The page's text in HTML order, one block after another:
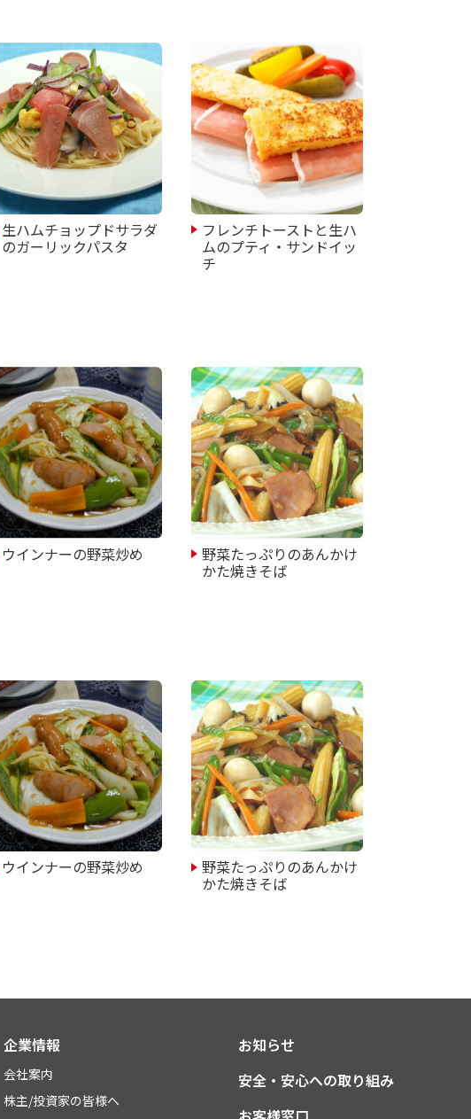
生ハムチョップドサラダ
のガーリックパスタ
フレンチトーストと生ハ
ムのプティ・サンドイッ
チ
ウインナーの野菜炒め 野菜たっぷりのあんかけ
かた焼きそば
ウインナーの野菜炒め 野菜たっぷりのあんかけ
かた焼きそば
企業情報
会社案内
株主/投資家の皆様へ
お知らせ
安全・安心への取り組み